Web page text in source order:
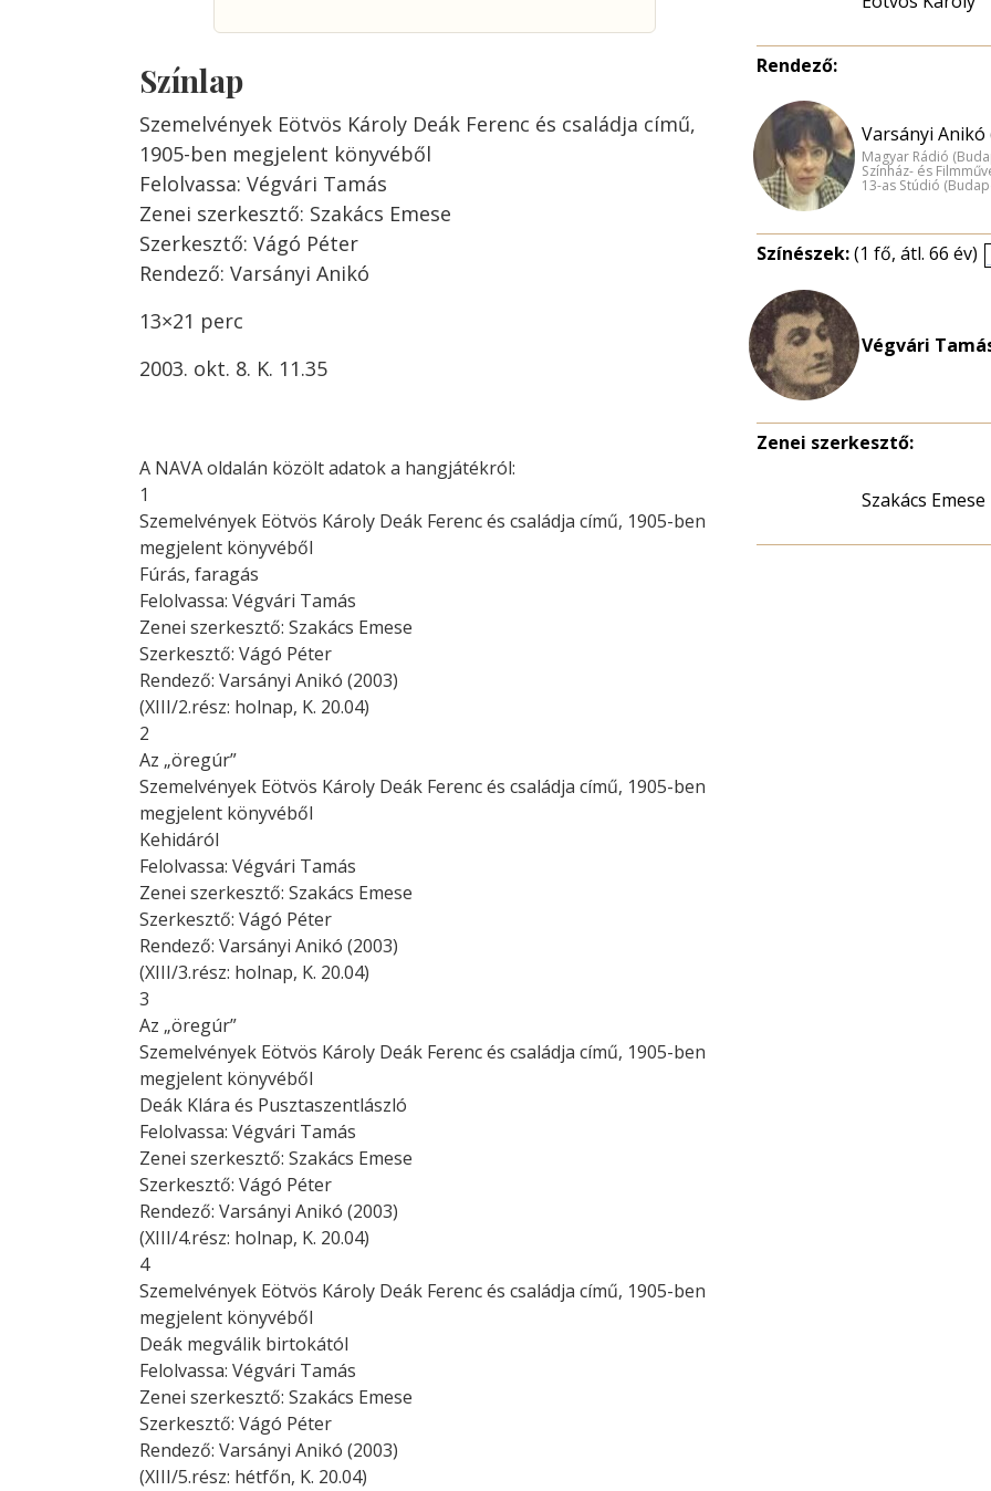
Színlap
Szemelvények Eötvös Károly Deák Ferenc és családja című,
1905-ben megjelent könyvéből
Felolvassa: Végvári Tamás
Zenei szerkesztő: Szakács Emese
Szerkesztő: Vágó Péter
Rendező: Varsányi Anikó
13×21 perc
2003. okt. 8. K. 11.35
A NAVA oldalán közölt adatok a hangjátékról:
1
Szemelvények Eötvös Károly Deák Ferenc és családja című, 1905-ben
megjelent könyvéből
Fúrás, faragás
Felolvassa: Végvári Tamás
Zenei szerkesztő: Szakács Emese
Szerkesztő: Vágó Péter
Rendező: Varsányi Anikó (2003)
(XIII/2.rész: holnap, K. 20.04)
2
Az „öregúr”
Szemelvények Eötvös Károly Deák Ferenc és családja című, 1905-ben
megjelent könyvéből
Kehidáról
Felolvassa: Végvári Tamás
Zenei szerkesztő: Szakács Emese
Szerkesztő: Vágó Péter
Rendező: Varsányi Anikó (2003)
(XIII/3.rész: holnap, K. 20.04)
3
Az „öregúr”
Szemelvények Eötvös Károly Deák Ferenc és családja című, 1905-ben
megjelent könyvéből
Deák Klára és Pusztaszentlászló
Felolvassa: Végvári Tamás
Zenei szerkesztő: Szakács Emese
Szerkesztő: Vágó Péter
Rendező: Varsányi Anikó (2003)
(XIII/4.rész: holnap, K. 20.04)
4
Szemelvények Eötvös Károly Deák Ferenc és családja című, 1905-ben
megjelent könyvéből
Deák megválik birtokától
Felolvassa: Végvári Tamás
Zenei szerkesztő: Szakács Emese
Szerkesztő: Vágó Péter
Rendező: Varsányi Anikó (2003)
(XIII/5.rész: hétfőn, K. 20.04)
Rendező:
Varsányi Anikó
Magyar Rádió
Színház- és
13-as Stúdió
Színészek:(1 fő, átl. 66 év)
Végvári
Zenei szerkesztő:
Szakács Emese